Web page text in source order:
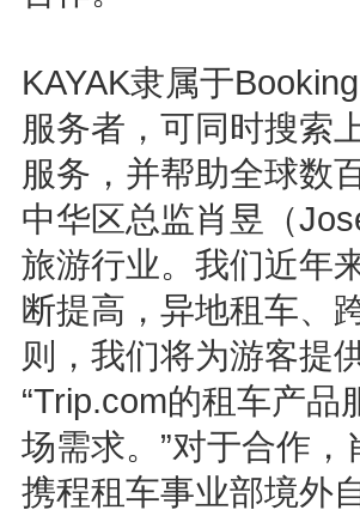
KAYAK隶属于
服务者，可同时搜索
服务，并帮助全球数
中华区总监肖昱（
旅游行业。我们近年
断提高，异地租车、
则，我们将为游客提
“Trip.com的租车产品
场需求。”对于合作，
携程租车事业部境外